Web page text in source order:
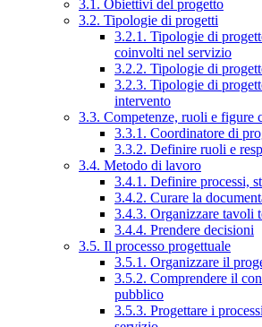
3.1. Obiettivi del progetto
3.2. Tipologie di progetti
3.2.1. Tipologie di
coinvolti nel servizio
3.2.2. Tipologie di
3.2.3. Tipologie di
intervento
3.3. Competenze, ruoli e figure
3.3.1. Coordinatore di
3.3.2. Definire ruoli e
3.4. Metodo di lavoro
3.4.1. Definire processi,
3.4.2. Curare la
3.4.3. Organizzare tavoli
3.4.4. Prendere decisioni
3.5. Il processo progettuale
3.5.1. Organizzare il
3.5.2. Comprendere il
pubblico
3.5.3. Progettare i